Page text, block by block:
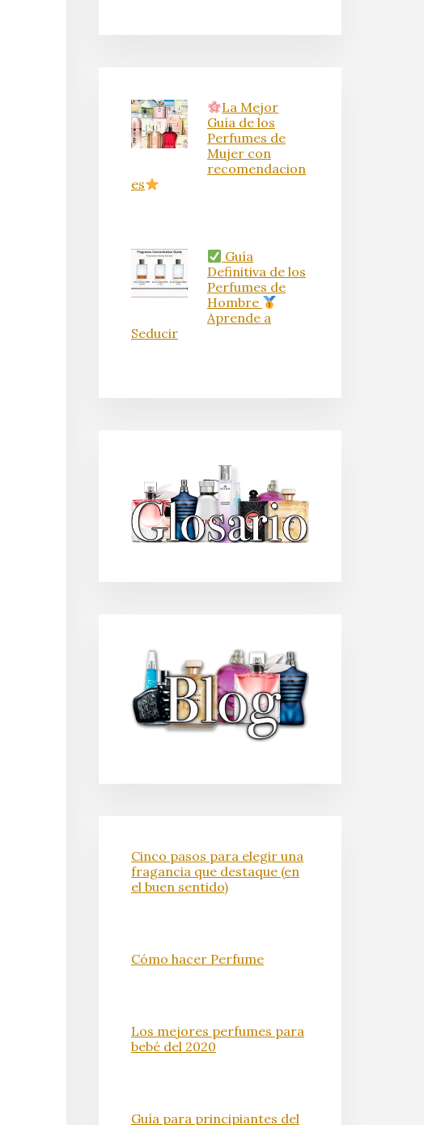
La Mejor
Guía de los
Perfumes de
Mujer con
recomendacion
es
Guía
Definitiva de los
Perfumes de
Hombre
Aprende a
Seducir
Cinco pasos para elegir una
fragancia que destaque (en
el buen sentido)
Cómo hacer Perfume
Los mejores perfumes para
bebé del 2020
Guía para principiantes del